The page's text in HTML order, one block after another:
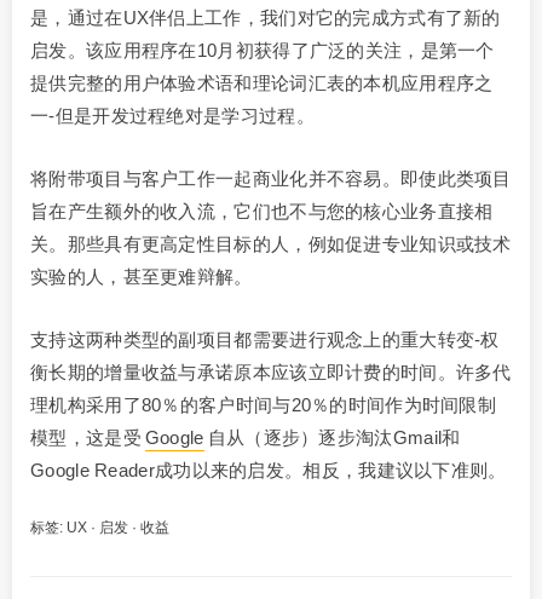
是，通过在UX伴侣上工作，我们对它的完成方式有了新的
启发。该应用程序在10月初获得了广泛的关注，是第一个
提供完整的用户体验术语和理论词汇表的本机应用程序之
一-但是开发过程绝对是学习过程。
将附带项目与客户工作一起商业化并不容易。即使此类项目
旨在产生额外的收入流，它们也不与您的核心业务直接相
关。那些具有更高定性目标的人，例如促进专业知识或技术
实验的人，甚至更难辩解。
支持这两种类型的副项目都需要进行观念上的重大转变-权
衡长期的增量收益与承诺原本应该立即计费的时间。许多代
理机构采用了80％的客户时间与20％的时间作为时间限制
模型，这是受 Google 自从（逐步）逐步淘汰Gmail和
Google Reader成功以来的启发。相反，我建议以下准则。
标签: UX · 启发 · 收益